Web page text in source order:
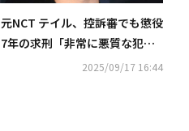
元NCT テイル、控訴審でも懲役
7年の求刑「非常に悪質な犯
2025/09/17 16:44